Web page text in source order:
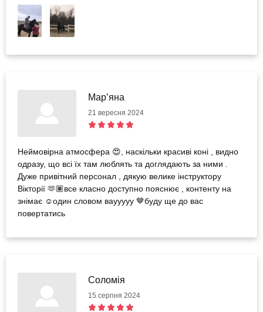
Марʼяна
21 вересня 2024
Неймовірна атмосфера 😍, наскільки красиві коні , видно
одразу, що всі їх там люблять та доглядають за ними .
Дуже привітний персонал , дякую велике інструктору
Вікторії 🫶🏽все класно доступно пояснює , контенту на
знімає ☺️один словом ваууууу 🤎буду ще до вас
повертатись
Соломія
15 серпня 2024